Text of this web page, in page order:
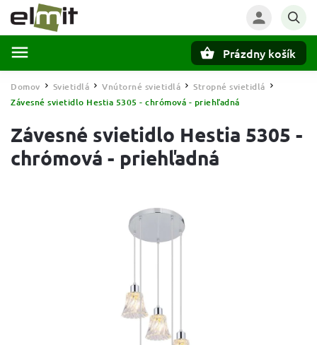
Prázdny košík
Domov / Svietidlá / Vnútorné svietidlá / Stropné svietidlá /
Závesné svietidlo Hestia 5305 - chrómová - priehľadná
Závesné svietidlo Hestia 5305 -
chrómová - priehľadná